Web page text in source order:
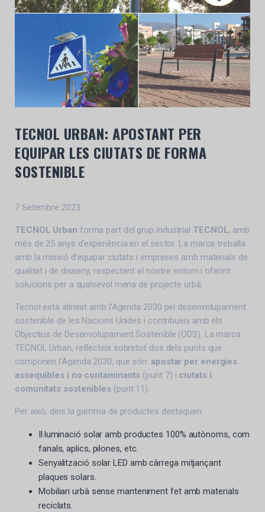
TECNOL URBAN: APOSTANT PER
EQUIPAR LES CIUTATS DE FORMA
SOSTENIBLE
7 Setembre 2023
TECNOL Urban forma part del grup industrial TECNOL, amb
més de 25 anys d’experiència en el sector. La marca treballa
amb la missió d’equipar ciutats i empreses amb materials de
qualitat i de disseny, respectant el nostre entorn i oferint
solucions per a qualsevol mena de projecte urbà.
Tecnol està alineat amb l’Agenda 2030 pel desenvolupament
sostenible de les Nacions Unides i contribueix amb els
Objectius de Desenvolupament Sostenible (ODS). La marca
TECNOL Urban, reflecteix sobretot dos dels punts que
componen l’Agenda 2030, que són:apostar per energies
assequibles i no contaminants (punt 7) i ciutats i
comunitats sostenibles (punt 11).
Per això, dins la gamma de productes destaquen:
Il·luminació solar amb productes 100% autònoms, com
fanals, aplics, pilones, etc.
Senyalització solar LED amb càrrega mitjançant
plaques solars.
Mobiliari urbà sense manteniment fet amb materials
reciclats.